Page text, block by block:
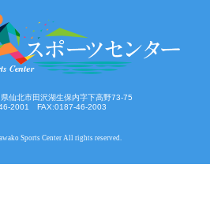
仙北市田沢湖生保内字下高野73-75
2001 FAX:0187-46-2003
Sports Center All rights reserved.